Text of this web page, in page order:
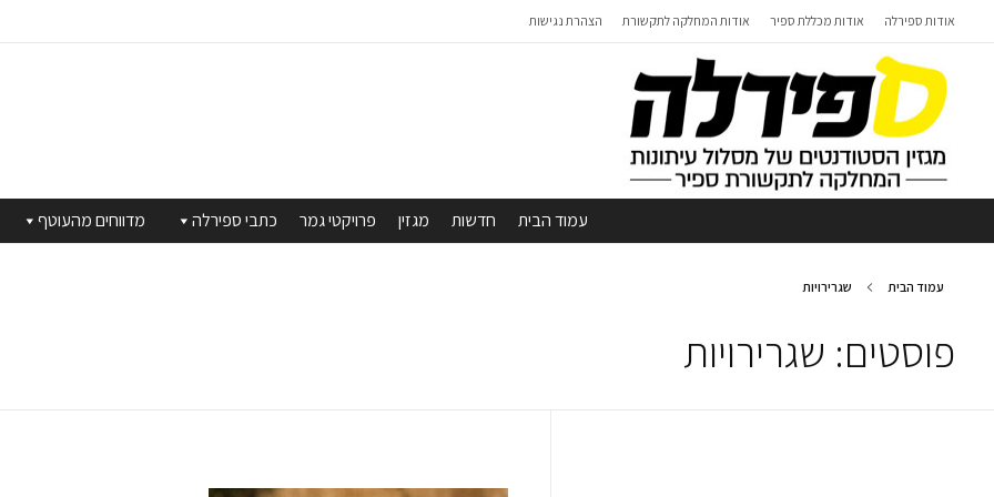
אודות ספירלה אודות מכללת ספיר אודות המחלקה לתקשורת הצהרת נגישות
עמוד הבית חדשות מגזין פרויקטי גמר כתבי ספירלה מדווחים מהעוטף
עמוד הבית שגרירויות
פוסטים: שגרירויות